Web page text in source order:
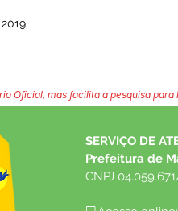
Oficial, mas facilita a pesquisa
SERVIÇO DE
Prefeitura de
CNPJ